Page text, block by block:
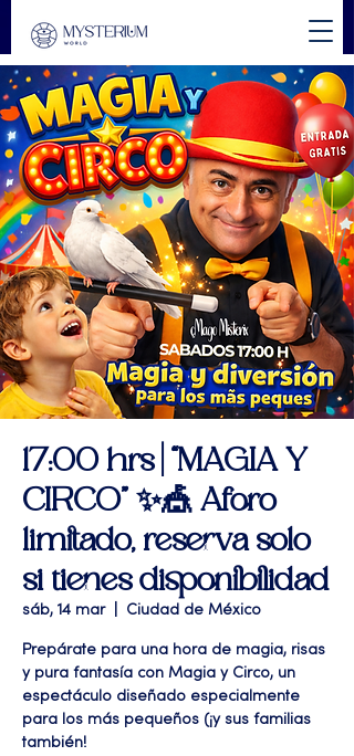
17:00 hrs | “MAGIA Y
CIRCO” ✨🎪 Aforo
limitado, reserva solo
si tienes disponibilidad
sáb, 14 mar
  |
Ciudad de México
Prepárate para una hora de magia, risas
y pura fantasía con Magia y Circo, un
espectáculo diseñado especialmente
para los más pequeños (¡y sus familias
también!